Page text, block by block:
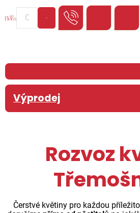
Výprodej
Rozvoz
Čerstvé květiny pro každou